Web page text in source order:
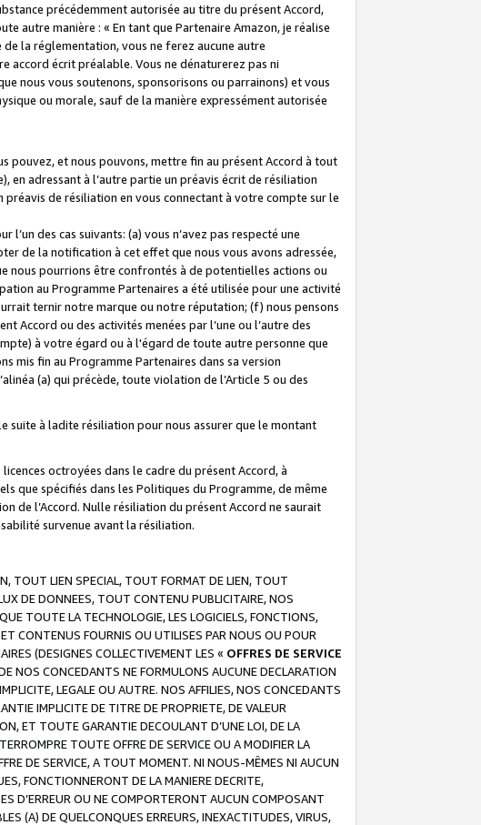
précédemment autorisée au titre du présent Accord,
autre manière : « En tant que Partenaire Amazon, je réalise
la réglementation, vous ne ferez aucune autre
accord écrit préalable. Vous ne dénaturerez pas ni
nous vous soutenons, sponsorisons ou parrainons) et vous
ou morale, sauf de la manière expressément autorisée
pouvez, et nous pouvons, mettre fin au présent Accord à tout
en adressant à l’autre partie un préavis écrit de résiliation
de résiliation en vous connectant à votre compte sur le
des cas suivants: (a) vous n’avez pas respecté une
de la notification à cet effet que nous vous avons adressée,
nous pourrions être confrontés à de potentielles actions ou
au Programme Partenaires a été utilisée pour une activité
ternir notre marque ou notre réputation; (f) nous pensons
Accord ou des activités menées par l’une ou l’autre des
à votre égard ou à l'égard de toute autre personne que
mis fin au Programme Partenaires dans sa version
(a) qui précède, toute violation de l’Article 5 ou des
suite à ladite résiliation pour nous assurer que le montant
octroyées dans le cadre du présent Accord, à
que spécifiés dans les Politiques du Programme, de même
de l’Accord. Nulle résiliation du présent Accord ne saurait
survenue avant la résiliation.
TOUT LIEN SPECIAL, TOUT FORMAT DE LIEN, TOUT
DE DONNEES, TOUT CONTENU PUBLICITAIRE, NOS
TOUTE LA TECHNOLOGIE, LES LOGICIELS, FONCTIONS,
CONTENUS FOURNIS OU UTILISES PAR NOUS OU POUR
(DESIGNES COLLECTIVEMENT LES « OFFRES DE SERVICE
NOS CONCEDANTS NE FORMULONS AUCUNE DECLARATION
LEGALE OU AUTRE. NOS AFFILIES, NOS CONCEDANTS
IMPLICITE DE TITRE DE PROPRIETE, DE VALEUR
ET TOUTE GARANTIE DECOULANT D’UNE LOI, DE LA
TOUTE OFFRE DE SERVICE OU A MODIFIER LA
DE SERVICE, A TOUT MOMENT. NI NOUS-MÊMES NI AUCUN
FONCTIONNERONT DE LA MANIERE DECRITE,
D’ERREUR OU NE COMPORTERONT AUCUN COMPOSANT
(A) DE QUELCONQUES ERREURS, INEXACTITUDES, VIRUS,